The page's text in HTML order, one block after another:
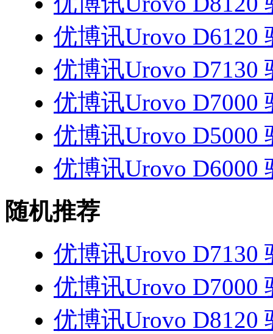
优博讯Urovo D6120
优博讯Urovo D7130
优博讯Urovo D7000
优博讯Urovo D5000
优博讯Urovo D6000
随机推荐
优博讯Urovo D7130
优博讯Urovo D7000
优博讯Urovo D8120